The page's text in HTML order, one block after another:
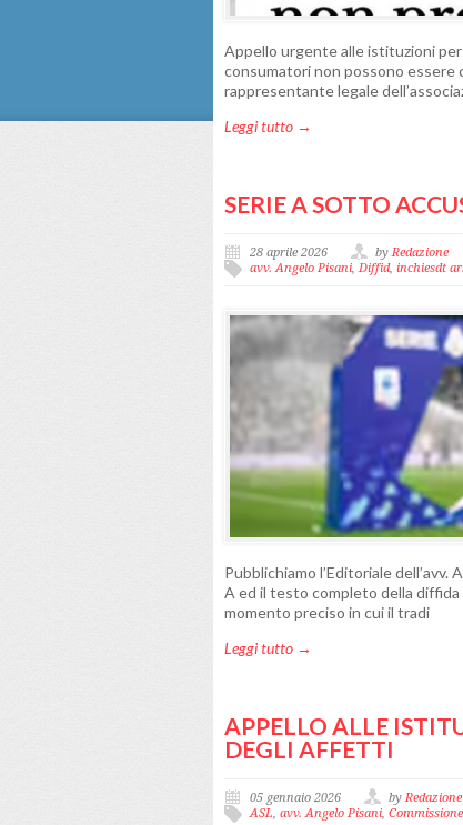
Appello urgente alle istituzioni
consumatori non possono essere
rappresentante legale
Leggi tutto →
SERIE A SOTTO
28 aprile 2026 byRedazione
avv. Angelo Pisani, Diffid, inchiesdt
Pubblichiamo l’Editoriale
A ed il testo completo della
momento preciso in cui il tradi
Leggi tutto →
APPELLO ALLE
DEGLI AFFETTI
05 gennaio 2026 byRedazione
ASL, avv. Angelo Pisani,